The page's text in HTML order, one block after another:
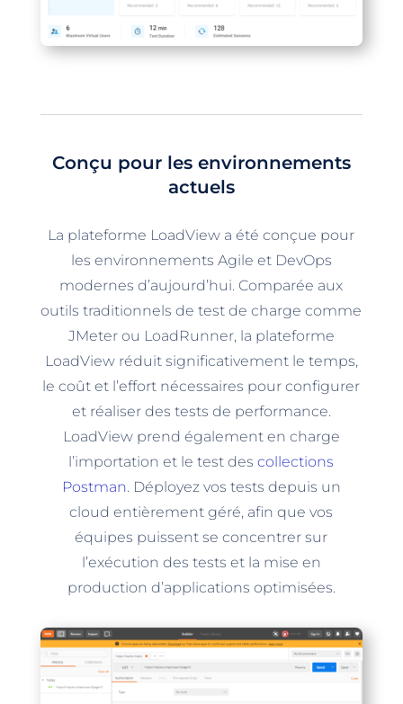
Conçu pour les environnements
actuels
La plateforme LoadView a été conçue pour
les environnements Agile et DevOps
modernes d’aujourd’hui. Comparée aux
outils traditionnels de test de charge comme
JMeter ou LoadRunner, la plateforme
LoadView réduit significativement le temps,
le coût et l’effort nécessaires pour configurer
et réaliser des tests de performance.
LoadView prend également en charge
l’importation et le test descollections
Postman. Déployez vos tests depuis un
cloud entièrement géré, afin que vos
équipes puissent se concentrer sur
l’exécution des tests et la mise en
production d’applications optimisées.